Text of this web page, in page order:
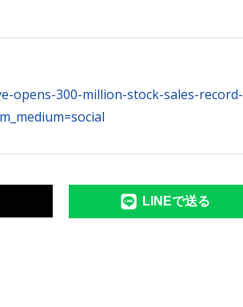
opens-300-million-stock-sales-record-
LINEで送る